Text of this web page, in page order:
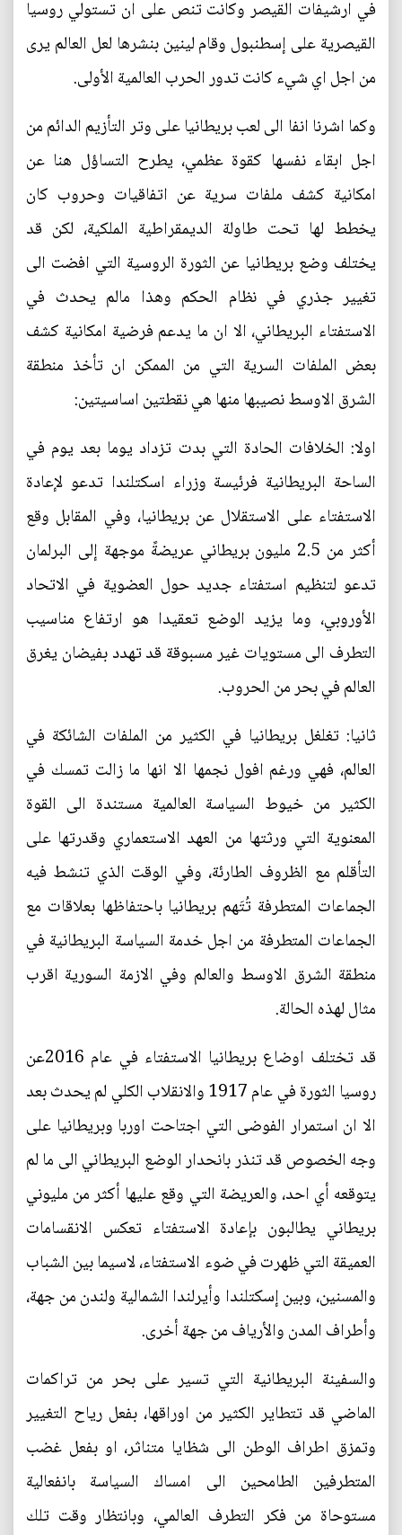
في ارشيفات القيصر وكانت تنص على ان تستولي روسيا
القيصرية على إسطنبول وقام لينين بنشرها لعل العالم يرى
من اجل اي شيء كانت تدور الحرب العالمية الأولى.
وكما اشرنا انفا الى لعب بريطانيا على وتر التأزيم الدائم من
اجل ابقاء نفسها كقوة عظمي، يطرح التساؤل هنا عن
امكانية كشف ملفات سرية عن اتفاقيات وحروب كان
يخطط لها تحت طاولة الديمقراطية الملكية، لكن قد
يختلف وضع بريطانيا عن الثورة الروسية التي افضت الى
تغيير جذري في نظام الحكم وهذا مالم يحدث في
الاستفتاء البريطاني، الا ان ما يدعم فرضية امكانية كشف
بعض الملفات السرية التي من الممكن ان تأخذ منطقة
الشرق الاوسط نصيبها منها هي نقطتين اساسيتين:
اولا: الخلافات الحادة التي بدت تزداد يوما بعد يوم في
الساحة البريطانية فرئيسة وزراء اسكتلندا تدعو لإعادة
الاستفتاء على الاستقلال عن بريطانيا، وفي المقابل وقع
أكثر من 2.5 مليون بريطاني عريضةً موجهة إلى البرلمان
تدعو لتنظيم استفتاء جديد حول العضوية في الاتحاد
الأوروبي، وما يزيد الوضع تعقيدا هو ارتفاع مناسيب
التطرف الى مستويات غير مسبوقة قد تهدد بفيضان يغرق
العالم في بحر من الحروب.
ثانيا: تغلغل بريطانيا في الكثير من الملفات الشائكة في
العالم، فهي ورغم افول نجمها الا انها ما زالت تمسك في
الكثير من خيوط السياسة العالمية مستندة الى القوة
المعنوية التي ورثتها من العهد الاستعماري وقدرتها على
التأقلم مع الظروف الطارئة، وفي الوقت الذي تنشط فيه
الجماعات المتطرفة تُتَهم بريطانيا باحتفاظها بعلاقات مع
الجماعات المتطرفة من اجل خدمة السياسة البريطانية في
منطقة الشرق الاوسط والعالم وفي الازمة السورية اقرب
مثال لهذه الحالة.
قد تختلف اوضاع بريطانيا الاستفتاء في عام 2016عن
روسيا الثورة في عام 1917 والانقلاب الكلي لم يحدث بعد
الا ان استمرار الفوضى التي اجتاحت اوربا وبريطانيا على
وجه الخصوص قد تنذر بانحدار الوضع البريطاني الى ما لم
يتوقعه أي احد، والعريضة التي وقع عليها أكثر من مليوني
بريطاني يطالبون بإعادة الاستفتاء تعكس الانقسامات
العميقة التي ظهرت في ضوء الاستفتاء، لاسيما بين الشباب
والمسنين، وبين إسكتلندا وأيرلندا الشمالية ولندن من جهة،
وأطراف المدن والأرياف من جهة أخرى.
والسفينة البريطانية التي تسير على بحر من تراكمات
الماضي قد تتطاير الكثير من اوراقها، بفعل رياح التغيير
وتمزق اطراف الوطن الى شظايا متناثر، او بفعل غضب
المتطرفين الطامحين الى امساك السياسة بانفعالية
مستوحاة من فكر التطرف العالمي، وبانتظار وقت تلك